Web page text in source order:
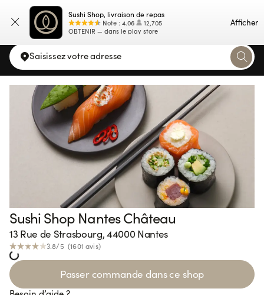
Sushi Shop, livraison de repas
Note : 4.06
12,705
OBTENIR — dans le play store
Afficher
Carte
Saisissez votre adresse
Sushi Shop Nantes Château
13 Rue de Strasbourg, 44000 Nantes
3.8/5 (1601 avis)
Loading... Passer commande dans ce shop